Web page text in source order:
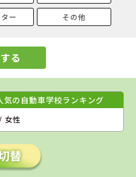
ー その他
る
の自動車学校ランキング
女性